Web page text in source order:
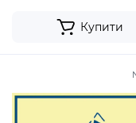
Купити